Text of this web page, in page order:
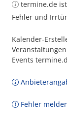
termine.de
Fehler und
Kalender-
Events
Fehler